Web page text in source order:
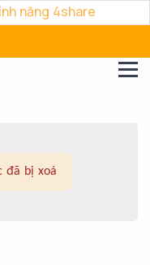
năng 4share
đã bị xoá